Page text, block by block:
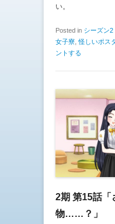
い。
Posted in シーズン2
女子寮 ,怪しいポス
ントする
2期 第15話「
物……？」